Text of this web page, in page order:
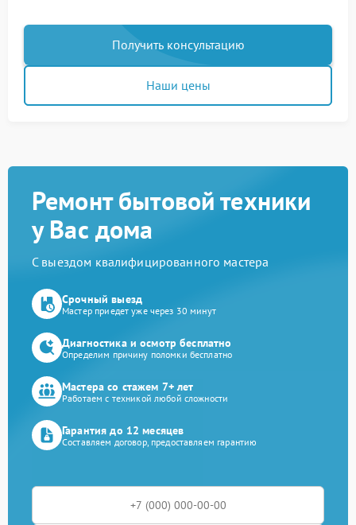
Получить консультацию
Наши цены
Ремонт бытовой техники
у Вас дома
С выездом квалифицированного мастера
Срочный выезд
Мастер приедет уже через 30 минут
Диагностика и осмотр бесплатно
Определим причину поломки бесплатно
Мастера со стажем 7+ лет
Работаем с техникой любой сложности
Гарантия до 12 месяцев
Составляем договор, предоставляем гарантию